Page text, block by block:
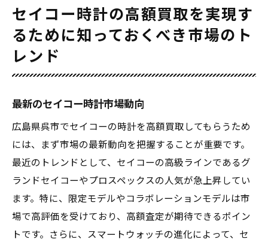
セイコー時計の高額買取を実現す
るために知っておくべき市場のト
レンド
最新のセイコー時計市場動向
広島県呉市でセイコーの時計を高額買取してもらうため
には、まず市場の最新動向を把握することが重要です。
最近のトレンドとして、セイコーの高級ラインであるグ
ランドセイコーやプロスペックスの人気が急上昇してい
ます。特に、限定モデルやコラボレーションモデルは市
場で高評価を受けており、高額査定が期待できるポイン
トです。さらに、スマートウォッチの進化によって、セ